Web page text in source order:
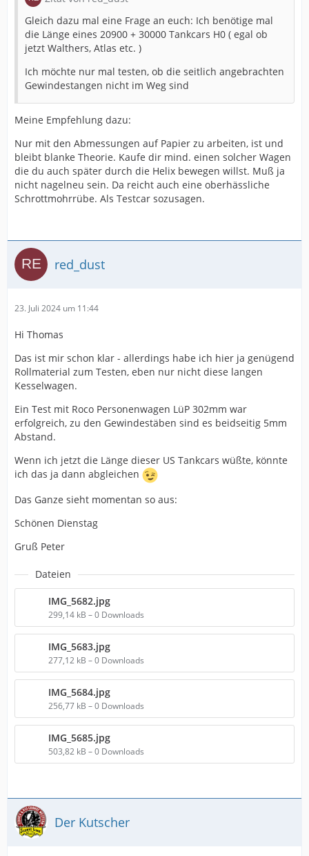
Gleich dazu mal eine Frage an euch: Ich benötige mal
die Länge eines 20900 + 30000 Tankcars H0 ( egal ob
jetzt Walthers, Atlas etc. )
Ich möchte nur mal testen, ob die seitlich angebrachten
Gewindestangen nicht im Weg sind
Meine Empfehlung dazu:
Nur mit den Abmessungen auf Papier zu arbeiten, ist und
bleibt blanke Theorie. Kaufe dir mind. einen solcher Wagen
die du auch später durch die Helix bewegen willst. Muß ja
nicht nagelneu sein. Da reicht auch eine oberhässliche
Schrottmohrrübe. Als Testcar sozusagen.
red_dust
23. Juli 2024 um 11:44
Hi Thomas
Das ist mir schon klar - allerdings habe ich hier ja genügend
Rollmaterial zum Testen, eben nur nicht diese langen
Kesselwagen.
Ein Test mit Roco Personenwagen LüP 302mm war
erfolgreich, zu den Gewindestäben sind es beidseitig 5mm
Abstand.
Wenn ich jetzt die Länge dieser US Tankcars wüßte, könnte
ich das ja dann abgleichen
Das Ganze sieht momentan so aus:
Schönen Dienstag
Gruß Peter
Dateien
IMG_5682.jpg
299,14 kB – 0 Downloads
IMG_5683.jpg
277,12 kB – 0 Downloads
IMG_5684.jpg
256,77 kB – 0 Downloads
IMG_5685.jpg
503,82 kB – 0 Downloads
Der Kutscher